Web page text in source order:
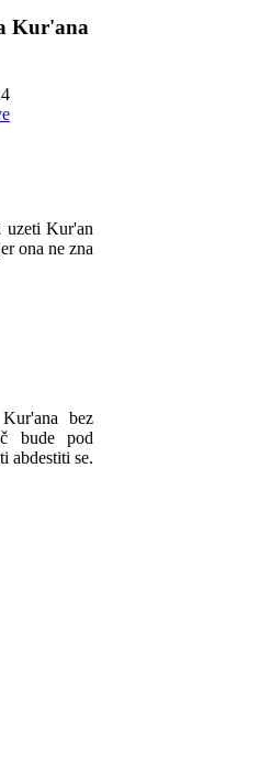
Kur'ana
uzeti Kur'an
ona ne zna
bez
bude pod
abdestiti se.